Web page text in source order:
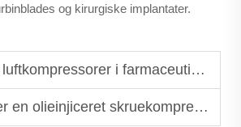
og kirurgiske implantater.
i farmaceutisk fremstilling
skruekompressor, og hvordan fungerer den?